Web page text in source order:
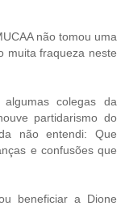
não tomou uma
muita fraqueza neste
colegas da
partidarismo do
não entendi: Que
e confusões que
beneficiar a Dione